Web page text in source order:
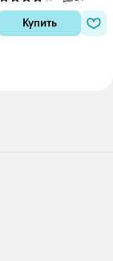
Купить